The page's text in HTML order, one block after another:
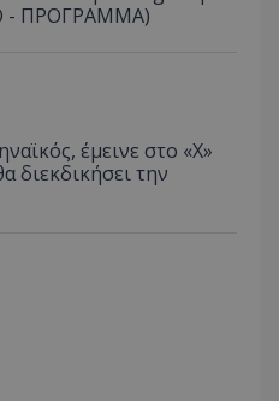
- ΠΡΟΓΡΑΜΜΑ)
έμεινε στο «Χ»
διεκδικήσει την